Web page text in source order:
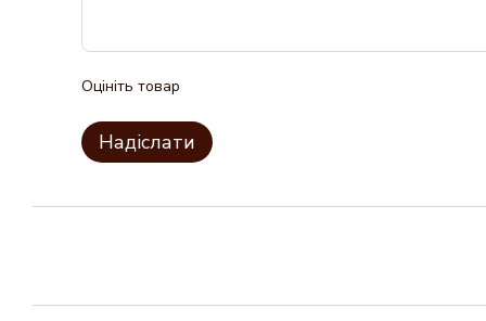
Оцініть товар
Надіслати